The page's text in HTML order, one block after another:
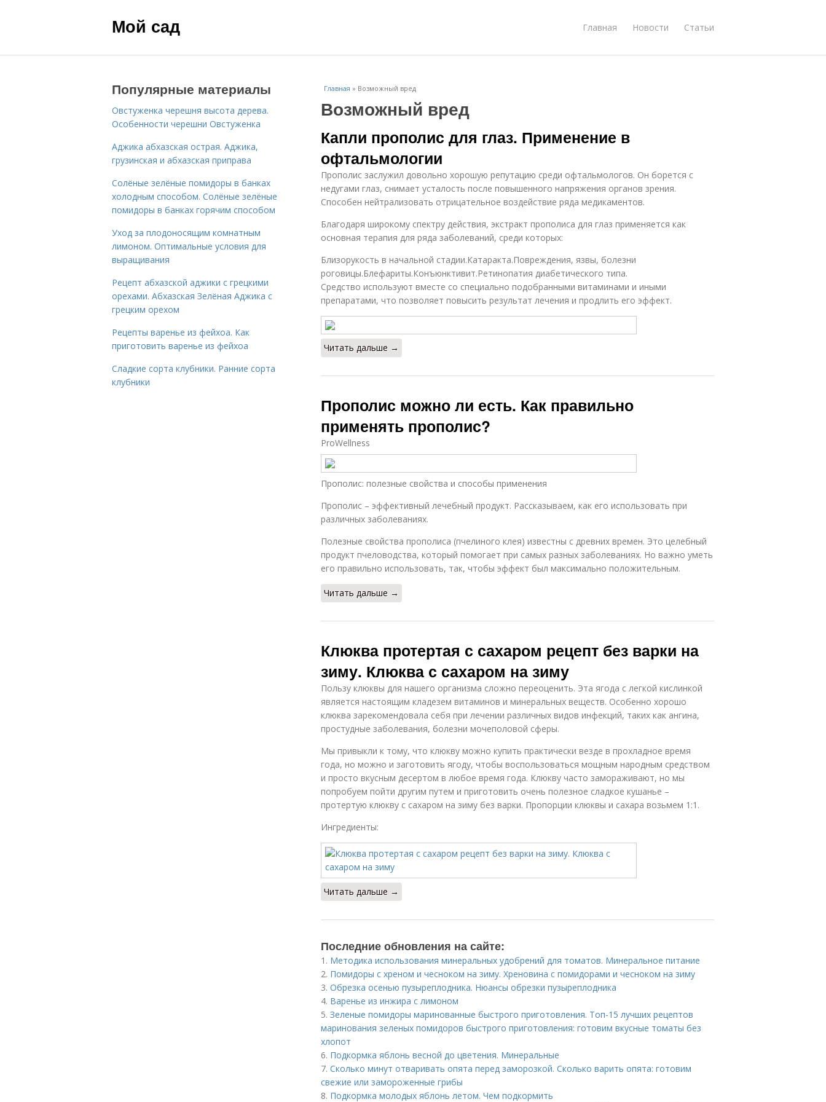
Мой сад Главная Новости Статьи
Главная » Возможный вред
Возможный вред
Капли прополис для глаз. Применение в
офтальмологии
Прополис заслужил довольно хорошую репутацию среди офтальмологов. Он борется с
недугами глаз, снимает усталость после повышенного напряжения органов зрения.
Способен нейтрализовать отрицательное воздействие ряда медикаментов.
Благодаря широкому спектру действия, экстракт прополиса для глаз применяется как
основная терапия для ряда заболеваний, среди которых:
Близорукость в начальной стадии.Катаракта.Повреждения, язвы, болезни
роговицы.Блефариты.Конъюнктивит.Ретинопатия диабетического типа.
Средство используют вместе со специально подобранными витаминами и иными
препаратами, что позволяет повысить результат лечения и продлить его эффект.
Читать дальше →
Прополис можно ли есть. Как правильно
применять прополис?
ProWellness
Прополис: полезные свойства и способы применения
Прополис – эффективный лечебный продукт. Рассказываем, как его использовать при
различных заболеваниях.
Полезные свойства прополиса (пчелиного клея) известны с древних времен. Это целебный
продукт пчеловодства, который помогает при самых разных заболеваниях. Но важно уметь
его правильно использовать, так, чтобы эффект был максимально положительным.
Читать дальше →
Клюква протертая с сахаром рецепт без варки на
зиму. Клюква с сахаром на зиму
Пользу клюквы для нашего организма сложно переоценить. Эта ягода с легкой кислинкой
является настоящим кладезем витаминов и минеральных веществ. Особенно хорошо
клюква зарекомендовала себя при лечении различных видов инфекций, таких как ангина,
простудные заболевания, болезни мочеполовой сферы.
Мы привыкли к тому, что клюкву можно купить практически везде в прохладное время
года, но можно и заготовить ягоду, чтобы воспользоваться мощным народным средством
и просто вкусным десертом в любое время года. Клюкву часто замораживают, но мы
попробуем пойти другим путем и приготовить очень полезное сладкое кушанье –
протертую клюкву с сахаром на зиму без варки. Пропорции клюквы и сахара возьмем 1:1.
Ингредиенты:
Читать дальше →
Последние обновления на сайте:
1. Методика использования минеральных удобрений для томатов. Минеральное питание
2. Помидоры с хреном и чесноком на зиму. Хреновина с помидорами и чесноком на зиму
3. Обрезка осенью пузыреплодника. Нюансы обрезки пузыреплодника
4. Варенье из инжира с лимоном
5. Зеленые помидоры маринованные быстрого приготовления. Топ-15 лучших рецептов
маринования зеленых помидоров быстрого приготовления: готовим вкусные томаты без
хлопот
6. Подкормка яблонь весной до цветения. Минеральные
7. Сколько минут отваривать опята перед заморозкой. Сколько варить опята: готовим
свежие или замороженные грибы
8. Подкормка молодых яблонь летом. Чем подкормить
Популярные материалы
Овстуженка черешня высота дерева.
Особенности черешни Овстуженка
Аджика абхазская острая. Аджика,
грузинская и абхазская приправа
Солёные зелёные помидоры в банках
холодным способом. Солёные зелёные
помидоры в банках горячим способом
Уход за плодоносящим комнатным
лимоном. Оптимальные условия для
выращивания
Рецепт абхазской аджики с грецкими
орехами. Абхазская Зелёная Аджика с
грецким орехом
Рецепты варенье из фейхоа. Как
приготовить варенье из фейхоа
Сладкие сорта клубники. Ранние сорта
клубники